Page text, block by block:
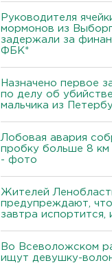
Руководителя
мормонов из
задержали за
ФБК*
Назначено первое
по делу об
мальчика из
Лобовая авария
пробку больше 8
- фото
Жителей
предупреждают,
завтра испортится,
Во Всеволожском
ищут девушку-